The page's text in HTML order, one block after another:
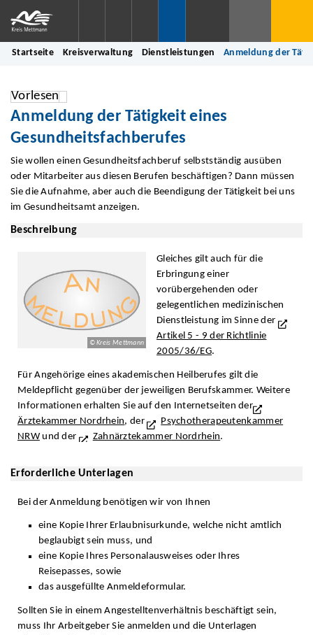
Startseite Kreisverwaltung Dienstleistungen Anmeldung der
Vorlesen
Anmeldung der Tätigkeit eines
Gesundheitsfachberufes
Sie wollen einen Gesundheitsfachberuf selbstständig ausüben
oder Mitarbeiter aus diesen Berufen beschäftigen? Dann müssen
Sie die Aufnahme, aber auch die Beendigung der Tätigkeit bei uns
im Gesundheitsamt anzeigen.
Beschreibung
© Kreis Mettmann
Gleiches gilt auch für die
Erbringung einer
vorübergehenden oder
gelegentlichen medizinischen
Dienstleistung im Sinne der
Artikel 5 - 9 der Richtlinie
2005/36/EG.
Für Angehörige eines akademischen Heilberufes gilt die
Meldepflicht gegenüber der jeweiligen Berufskammer. Weitere
Informationen erhalten Sie auf den Internetseiten der
Ärztekammer Nordrhein, der
Psychotherapeutenkammer
NRWund der Zahnärztekammer Nordrhein.
Erforderliche Unterlagen
Bei der Anmeldung benötigen wir von Ihnen
eine Kopie Ihrer Erlaubnisurkunde, welche nicht amtlich
beglaubigt sein muss, und
eine Kopie Ihres Personalausweises oder Ihres
Reisepasses, sowie
das ausgefüllte Anmeldeformular.
Sollten Sie in einem Angestelltenverhältnis beschäftigt sein,
muss Ihr Arbeitgeber Sie anmelden und die Unterlagen